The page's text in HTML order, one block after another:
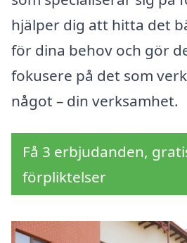
hjälper dig att hitta det
för dina behov och gör
fokusere på det som
något – din verksamhet.
Få 3 erbjudanden,
förpliktelser